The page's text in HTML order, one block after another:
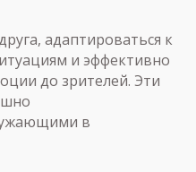
адаптироваться к
и эффективно
до зрителей. Эти
в